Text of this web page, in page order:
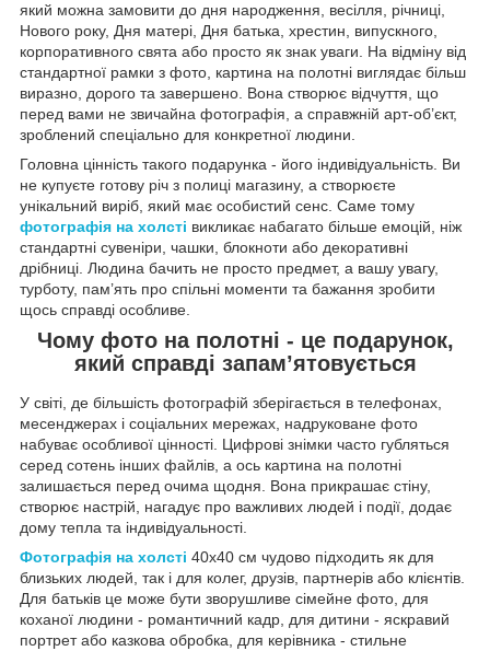
який можна замовити до дня народження, весілля, річниці,
Нового року, Дня матері, Дня батька, хрестин, випускного,
корпоративного свята або просто як знак уваги. На відміну від
стандартної рамки з фото, картина на полотні виглядає більш
виразно, дорого та завершено. Вона створює відчуття, що
перед вами не звичайна фотографія, а справжній арт-об’єкт,
зроблений спеціально для конкретної людини.
Головна цінність такого подарунка - його індивідуальність. Ви
не купуєте готову річ з полиці магазину, а створюєте
унікальний виріб, який має особистий сенс. Саме тому
фотографія на холсті викликає набагато більше емоцій, ніж
стандартні сувеніри, чашки, блокноти або декоративні
дрібниці. Людина бачить не просто предмет, а вашу увагу,
турботу, пам’ять про спільні моменти та бажання зробити
щось справді особливе.
Чому фото на полотні - це подарунок,
який справді запам’ятовується
У світі, де більшість фотографій зберігається в телефонах,
месенджерах і соціальних мережах, надруковане фото
набуває особливої цінності. Цифрові знімки часто губляться
серед сотень інших файлів, а ось картина на полотні
залишається перед очима щодня. Вона прикрашає стіну,
створює настрій, нагадує про важливих людей і події, додає
дому тепла та індивідуальності.
Фотографія на холсті 40х40 см чудово підходить як для
близьких людей, так і для колег, друзів, партнерів або клієнтів.
Для батьків це може бути зворушливе сімейне фото, для
коханої людини - романтичний кадр, для дитини - яскравий
портрет або казкова обробка, для керівника - стильне